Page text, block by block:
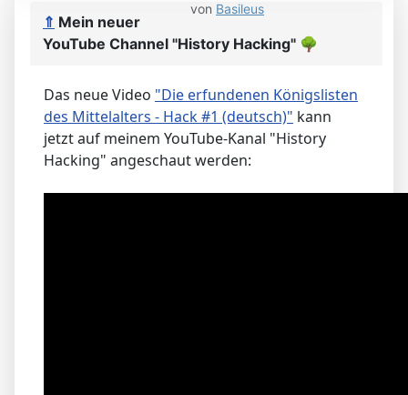
von Basileus
⇑ Mein neuer
YouTube Channel "History Hacking" 🌳
Das neue Video "Die erfundenen Königslisten
des Mittelalters - Hack #1 (deutsch)" kann
jetzt auf meinem YouTube-Kanal "History
Hacking" angeschaut werden: